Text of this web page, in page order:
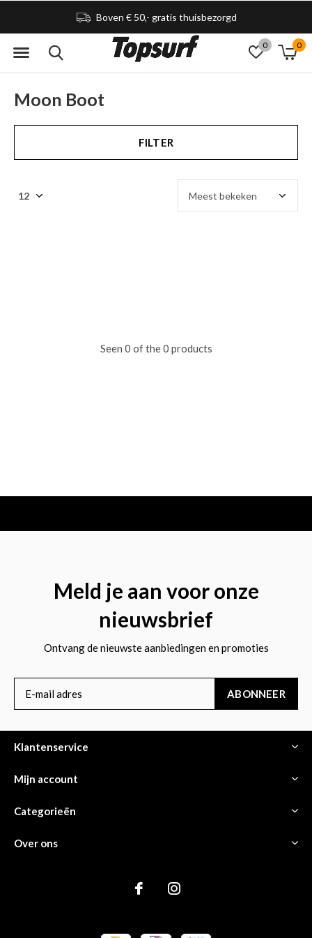
0 0
Boven € 50,- gratis thuisbezorgd
Moon Boot
FILTER
Seen 0 of the 0 products
Meld je aan voor onze
nieuwsbrief
Ontvang de nieuwste aanbiedingen en promoties
ABONNEER
Klantenservice
Mijn account
Categorieën
Over ons